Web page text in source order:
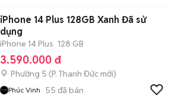
iPhone 14 Plus 128GB Xanh Đã sử
dụng
iPhone 14 Plus 128 GB
3.590.000 đ
Phường 5 (P. Thanh Đức mới)
Phúc Vinh 55 đã bán